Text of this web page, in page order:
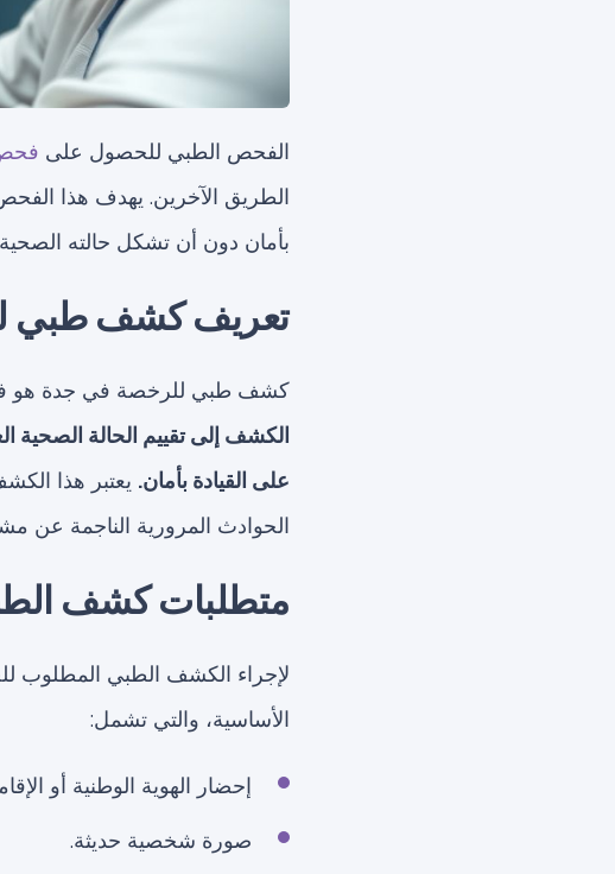
الفحص الطبي للحصول على
الطريق الآخرين. يهدف هذا
بأمان دون أن تشكل حالته
تعريف كشف طبي
كشف طبي للرخصة في جدة هو
الكشف إلى تقييم الحالة
على القيادة بأمان. يعتبر هذا
الحوادث المرورية الناجمة عن
متطلبات كشف
لإجراء الكشف الطبي المطلوب
الأساسية، والتي تشمل:
إحضار الهوية الوطنية أو
صورة شخصية حديثة.